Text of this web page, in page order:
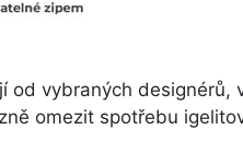
od vybraných designérů,
omezit spotřebu